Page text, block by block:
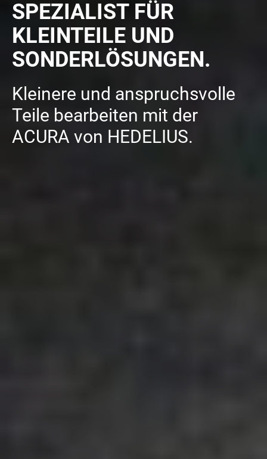
SPEZIALIST FÜR
KLEINTEILE UND
SONDERLÖSUNGEN.
Kleinere und anspruchsvolle
Teile bearbeiten mit der
ACURA von HEDELIUS.